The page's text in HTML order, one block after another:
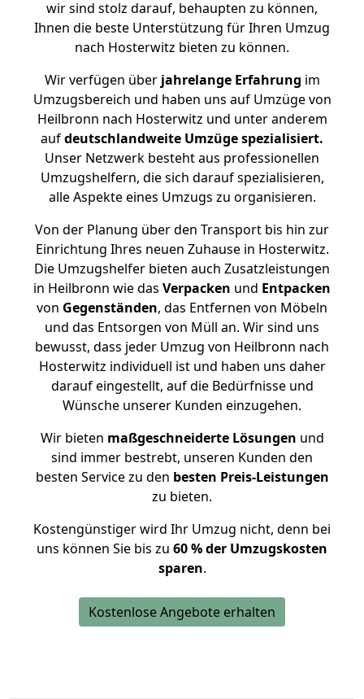
wir sind stolz darauf, behaupten zu können,
Ihnen die beste Unterstützung für Ihren Umzug
nach Hosterwitz bieten zu können.
Wir verfügen überjahrelange Erfahrung im
Umzugsbereich und haben uns auf Umzüge von
Heilbronn nach Hosterwitz und unter anderem
aufdeutschlandweite Umzüge spezialisiert.
Unser Netzwerk besteht aus professionellen
Umzugshelfern, die sich darauf spezialisieren,
alle Aspekte eines Umzugs zu organisieren.
Von der Planung über den Transport bis hin zur
Einrichtung Ihres neuen Zuhause in Hosterwitz.
Die Umzugshelfer bieten auch Zusatzleistungen
in Heilbronn wie das Verpacken und Entpacken
von Gegenständen, das Entfernen von Möbeln
und das Entsorgen von Müll an. Wir sind uns
bewusst, dass jeder Umzug von Heilbronn nach
Hosterwitz individuell ist und haben uns daher
darauf eingestellt, auf die Bedürfnisse und
Wünsche unserer Kunden einzugehen.
Wir bieten maßgeschneiderte Lösungen und
sind immer bestrebt, unseren Kunden den
besten Service zu den besten Preis-Leistungen
zu bieten.
Kostengünstiger wird Ihr Umzug nicht, denn bei
uns können Sie bis zu 60 % der Umzugskosten
sparen.
Kostenlose Angebote erhalten